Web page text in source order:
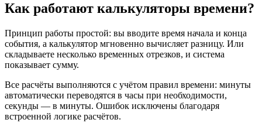
Как работают калькуляторы времени?
Принцип работы простой: вы вводите время начала и конца
события, а калькулятор мгновенно вычисляет разницу. Или
складываете несколько временных отрезков, и система
показывает сумму.
Все расчёты выполняются с учётом правил времени: минуты
автоматически переводятся в часы при необходимости,
секунды — в минуты. Ошибок исключены благодаря
встроенной логике расчётов.